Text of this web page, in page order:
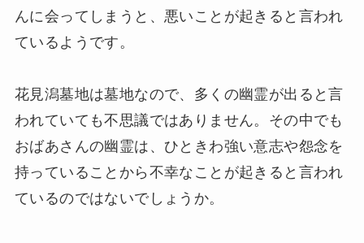
んに会ってしまうと、悪いことが起きると言われ
ているようです。
花見潟墓地は墓地なので、多くの幽霊が出ると言
われていても不思議ではありません。その中でも
おばあさんの幽霊は、ひときわ強い意志や怨念を
持っていることから不幸なことが起きると言われ
ているのではないでしょうか。